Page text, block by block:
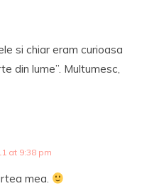
si chiar eram curioasa
din lume”. Multumesc,
at 9:38 pm
mea.